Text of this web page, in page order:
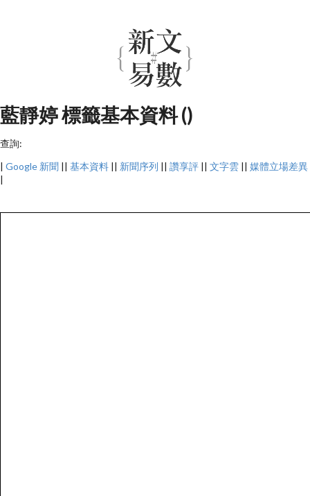
藍靜婷 標籤基本資料 ()
查詢:
| Google 新聞 || 基本資料 || 新聞序列 || 讚享評 || 文字雲 || 媒體立場差異
|